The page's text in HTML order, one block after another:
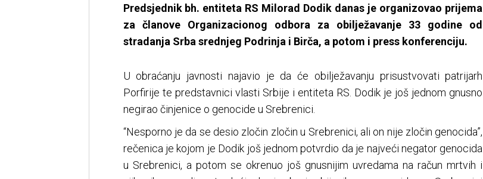
Predsjednik bh. entiteta RS Milorad Dodik danas je organizovao prijema
za članove Organizacionog odbora za obilježavanje 33 godine od
stradanja Srba srednjeg Podrinja i Birča, a potom i press konferenciju.
U obraćanju javnosti najavio je da će obilježavanju prisustvovati patrijarh
Porfirije te predstavnici vlasti Srbije i entiteta RS. Dodik je još jednom gnusno
negirao činjenice o genocide u Srebrenici.
“Nesporno je da se desio zločin zločin u Srebrenici, ali on nije zločin genocida”,
rečenica je kojom je Dodik još jednom potvrdio da je najveći negator genocida
u Srebrenici, a potom se okrenuo još gnusnijim uvredama na račun mrtvih i